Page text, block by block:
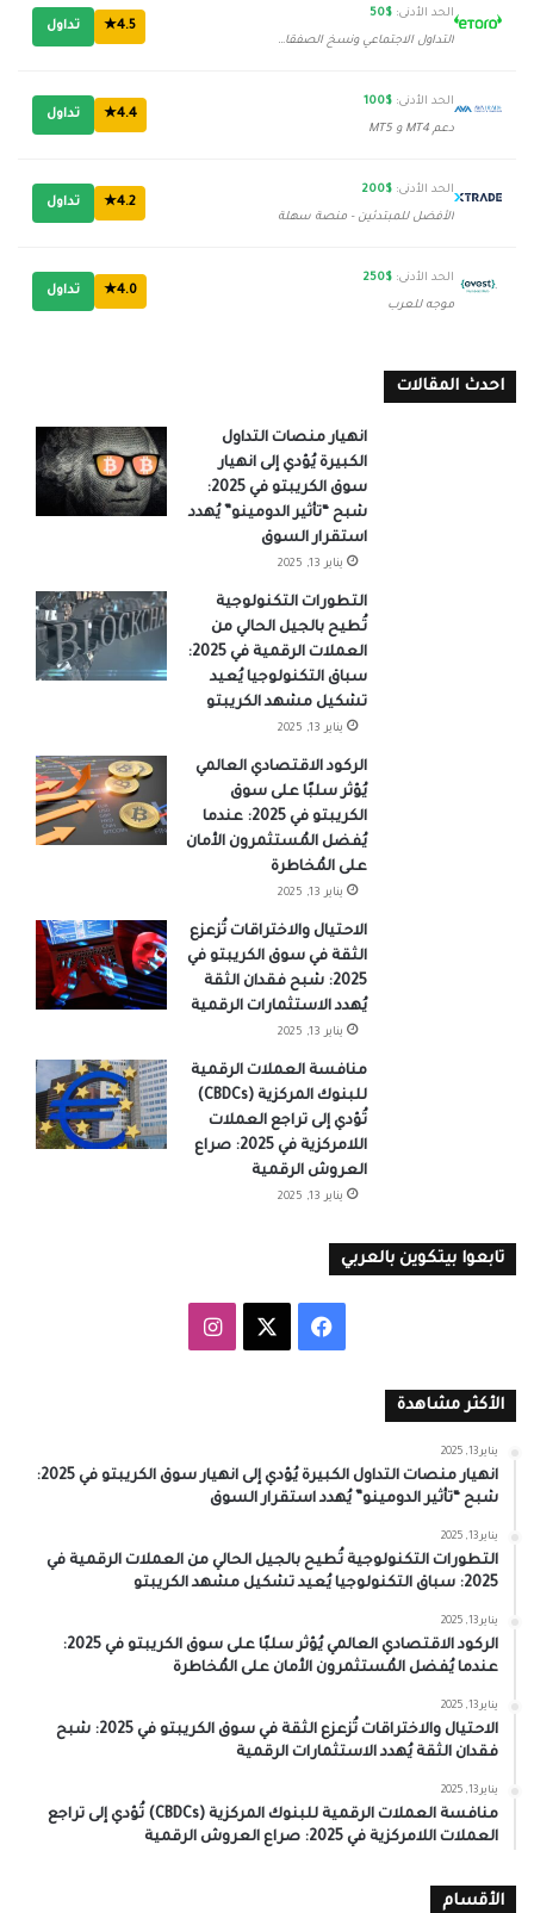
الحد الأدنى: $50
التداول الاجتماعي ونسخ الصفقات
4.5★ تداول
الحد الأدنى: $100
دعم MT4 و MT5
4.4★ تداول
الحد الأدنى: $200
الأفضل للمبتدئين - منصة سهلة
4.2★ تداول
الحد الأدنى: $250
موجه للعرب
4.0★ تداول
احدث المقالات
انهيار منصات التداول
الكبيرة يُؤدي إلى انهيار
سوق الكريبتو في 2025:
شبح “تأثير الدومينو” يُهدد
استقرار السوق
يناير 13, 2025
التطورات التكنولوجية
تُطيح بالجيل الحالي من
العملات الرقمية في 2025:
سباق التكنولوجيا يُعيد
تشكيل مشهد الكريبتو
يناير 13, 2025
الركود الاقتصادي العالمي
يُؤثر سلبًا على سوق
الكريبتو في 2025: عندما
يُفضل المُستثمرون الأمان
على المُخاطرة
يناير 13, 2025
الاحتيال والاختراقات تُزعزع
الثقة في سوق الكريبتو في
2025: شبح فقدان الثقة
يُهدد الاستثمارات الرقمية
يناير 13, 2025
منافسة العملات الرقمية
للبنوك المركزية (CBDCs)
تُؤدي إلى تراجع العملات
اللامركزية في 2025: صراع
العروش الرقمية
يناير 13, 2025
تابعوا بيتكوين بالعربي
فيسبوك انستقرام
الأكثر مشاهدة
يناير 13, 2025
انهيار منصات التداول الكبيرة يُؤدي إلى انهيار سوق الكريبتو في 2025:
شبح “تأثير الدومينو” يُهدد استقرار السوق
يناير 13, 2025
التطورات التكنولوجية تُطيح بالجيل الحالي من العملات الرقمية في
2025: سباق التكنولوجيا يُعيد تشكيل مشهد الكريبتو
يناير 13, 2025
الركود الاقتصادي العالمي يُؤثر سلبًا على سوق الكريبتو في 2025:
عندما يُفضل المُستثمرون الأمان على المُخاطرة
يناير 13, 2025
الاحتيال والاختراقات تُزعزع الثقة في سوق الكريبتو في 2025: شبح
فقدان الثقة يُهدد الاستثمارات الرقمية
يناير 13, 2025
منافسة العملات الرقمية للبنوك المركزية (CBDCs) تُؤدي إلى تراجع
العملات اللامركزية في 2025: صراع العروش الرقمية
الأقسام